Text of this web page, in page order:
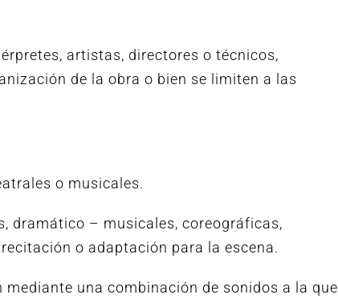
artistas, directores o técnicos,
de la obra o bien se limiten a las
o musicales.
dramático – musicales, coreográficas,
o adaptación para la escena.
mediante una combinación de sonidos a la que